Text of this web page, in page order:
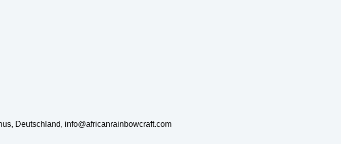
Deutschland, info@africanrainbowcraft.com